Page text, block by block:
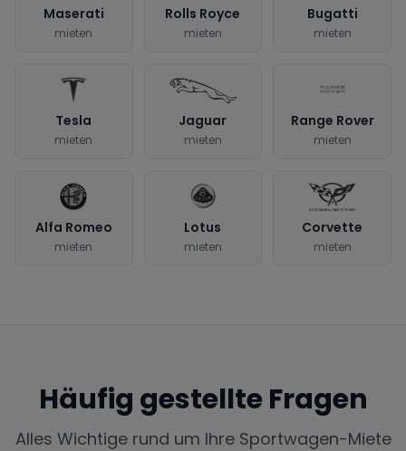
Maserati
mieten
Rolls Royce
mieten
Bugatti
mieten
Tesla
mieten
Jaguar
mieten
Range Rover
mieten
Alfa Romeo
mieten
Lotus
mieten
Corvette
mieten
Häufig gestellte Fragen
Alles Wichtige rund um Ihre Sportwagen-Miete